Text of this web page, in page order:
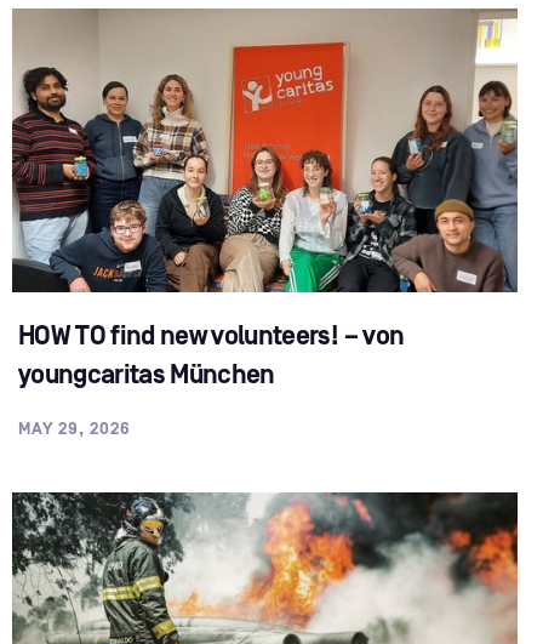
HOW TO find new volunteers! – von
youngcaritas München
MAY 29, 2026